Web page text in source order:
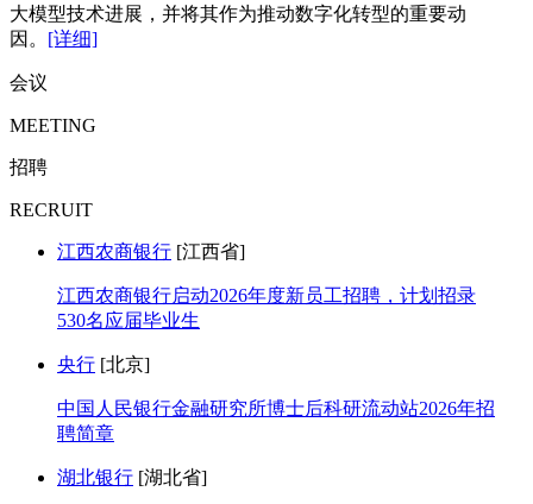
大模型技术进展，并将其作为推动数字化转型的重要动
因。 [详细]
会议
MEETING
招聘
RECRUIT
江西农商银行 [江西省]
江西农商银行启动2026年度新员工招聘，计划招录
530名应届毕业生
央行 [北京]
中国人民银行金融研究所博士后科研流动站2026年招
聘简章
湖北银行 [湖北省]